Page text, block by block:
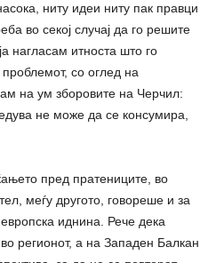
ниту идеи ниту пак правци
во секој случај да го решите
нагласам итноста што го
со оглед на
на ум зборовите на Черчил:
не може да се консумира,
пред пратениците, во
меѓу другото, говореше и за
иднина. Рече дека
регионот, а на Западен Балкан